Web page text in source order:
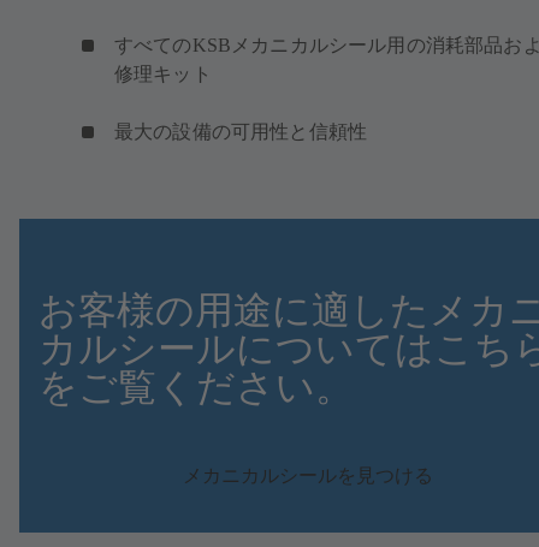
すべてのKSBメカニカルシール用の消耗部品お
修理キット
最大の設備の可用性と信頼性
お客様の用途に適したメカ
カルシールについてはこち
をご覧ください。
メカニカルシールを見つける